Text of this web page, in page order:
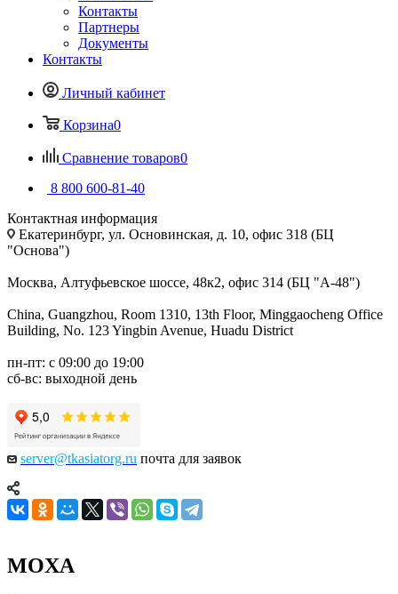
Контакты
Партнеры
Документы
Контакты
Личный кабинет
Корзина0
Сравнение товаров0
8 800 600-81-40
Контактная информация
Екатеринбург, ул. Основинская, д. 10, офис 318 (БЦ
"Основа")
Москва, Алтуфьевское шоссе, 48к2, офис 314 (БЦ "А-48")
China, Guangzhou, Room 1310, 13th Floor, Minggaocheng Office
Building, No. 123 Yingbin Avenue, Huadu District
пн-пт: с 09:00 до 19:00
сб-вс: выходной день
server@tkasiatorg.ru почта для заявок
MOXA